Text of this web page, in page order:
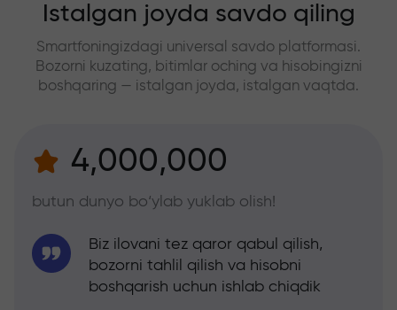
Istalgan joyda savdo qiling
Smartfoningizdagi universal savdo platformasi.
Bozorni kuzating, bitimlar oching va hisobingizni
boshqaring — istalgan joyda, istalgan vaqtda.
4,000,000
butun dunyo bo‘ylab yuklab olish!
Biz ilovani tez qaror qabul qilish,
bozorni tahlil qilish va hisobni
boshqarish uchun ishlab chiqdik